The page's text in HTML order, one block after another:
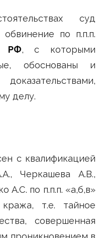
суд
по п.п.п.
РФ, с которыми
обоснованы и
делу.
квалификацией
Черкашева А.В.,
А.С. по п.п.п. «а,б,в»
т.е. тайное
совершенная